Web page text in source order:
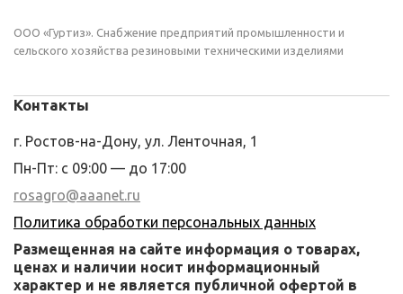
ООО «Гуртиз». Снабжение предприятий промышленности и
сельского хозяйства резиновыми техническими изделиями
Контакты
г. Ростов-на-Дону, ул. Ленточная, 1
Пн-Пт: с 09:00 — до 17:00
rosagro@aaanet.ru
Политика обработки персональных данных
Размещенная на сайте информация о товарах,
ценах и наличии носит информационный
характер и не является публичной офертой в